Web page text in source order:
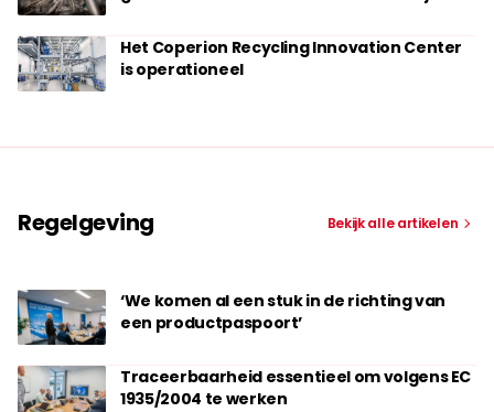
Het Coperion Recycling Innovation Center
is operationeel
Regelgeving Bekijk alle artikelen
‘We komen al een stuk in de richting van
een productpaspoort’
Traceerbaarheid essentieel om volgens EC
1935/2004 te werken